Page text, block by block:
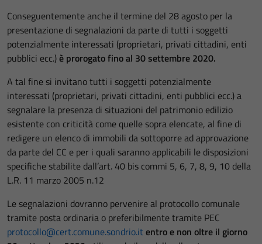
Conseguentemente anche il termine del 28 agosto per la
presentazione di segnalazioni da parte di tutti i soggetti
potenzialmente interessati (proprietari, privati cittadini, enti
pubblici ecc.)è prorogato fino al 30 settembre 2020.
A tal fine si invitano tutti i soggetti potenzialmente
interessati (proprietari, privati cittadini, enti pubblici ecc.) a
segnalare la presenza di situazioni del patrimonio edilizio
esistente con criticità come quelle sopra elencate, al fine di
redigere un elenco di immobili da sottoporre ad approvazione
da parte del CC e per i quali saranno applicabili le disposizioni
specifiche stabilite dall’art. 40 bis commi 5, 6, 7, 8, 9, 10 della
L.R. 11 marzo 2005 n.12
Le segnalazioni dovranno pervenire al protocollo comunale
tramite posta ordinaria o preferibilmente tramite PEC
protocollo@cert.comune.sondrio.itentro e non oltre il giorno